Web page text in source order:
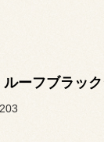
ーフブラッ